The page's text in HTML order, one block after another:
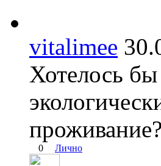
vitalimee
Хотелось
проживание?
0 Лично